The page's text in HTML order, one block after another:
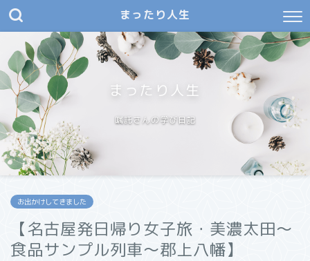
まったり人生
まったり人生
嘱託さんの学び日記
お出かけしてきました
【名古屋発日帰り女子旅・美濃太田〜
食品サンプル列車〜郡上八幡】